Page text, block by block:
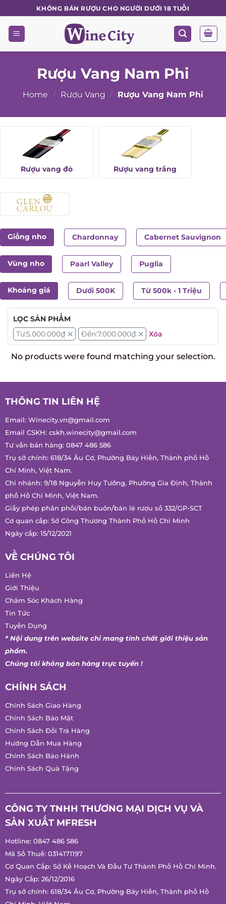
to
content
KHÔNG BÁN RƯỢU CHO NGƯỜI DƯỚI 18 TUỔI
Rượu Vang Nam Phi
Home / Rượu Vang / Rượu Vang Nam Phi
Rượu vang đỏ Rượu vang trắng
Giống nho Chardonnay Cabernet Sauvignon
Vùng nho Paarl Valley Puglia
Khoảng giá Dưới 500K Từ 500k - 1 Triệu
LỌC SẢN PHẨM
Từ:5.000.000₫ Đến:7.000.000₫ Xóa
No products were found matching your selection.
THÔNG TIN LIÊN HỆ
Email: Winecity.vn@gmail.com
Email CSKH: cskh.winecity@gmail.com
Tư vấn bán hàng: 0847 486 586
Trụ sở chính: 618/34 Âu Cơ, Phường Bảy Hiền, Thành phố Hồ
Chí Minh, Việt Nam.
Chi nhánh: 9/18 Nguyễn Huy Tưởng, Phường Gia Định, Thành
phố Hồ Chí Minh, Việt Nam.
Giấy phép phân phối/bán buôn/bán lẻ rượu số 332/GP-SCT
Cơ quan cấp: Sở Công Thương Thành Phố Hồ Chí Minh
Ngày cấp: 15/12/2021
VỀ CHÚNG TÔI
Liên Hệ
Giới Thiệu
Chăm Sóc Khách Hàng
Tin Tức
Tuyển Dụng
* Nội dung trên website chỉ mang tính chất giới thiệu sản
phẩm.
Chúng tôi không bán hàng trực tuyến !
CHÍNH SÁCH
Chính Sách Giao Hàng
Chính Sách Bảo Mật
Chính Sách Đổi Trả Hàng
Hướng Dẫn Mua Hàng
Chính Sách Bảo Hành
Chính Sách Quà Tặng
CÔNG TY TNHH THƯƠNG MẠI DỊCH VỤ VÀ
SẢN XUẤT MFRESH
Hotline: 0847 486 586
Mã Số Thuế: 0314171197
Cơ Quan Cấp: Sở Kế Hoạch Và Đầu Tư Thành Phố Hồ Chí Minh.
Ngày Cấp: 26/12/2016
Trụ sở chính: 618/34 Âu Cơ, Phường Bảy Hiền, Thành phố Hồ